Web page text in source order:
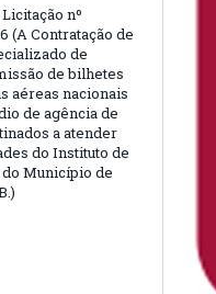
nº
(A Contratação de
de
de bilhetes
aéreas nacionais
de agência de
a atender
do Instituto de
Município de